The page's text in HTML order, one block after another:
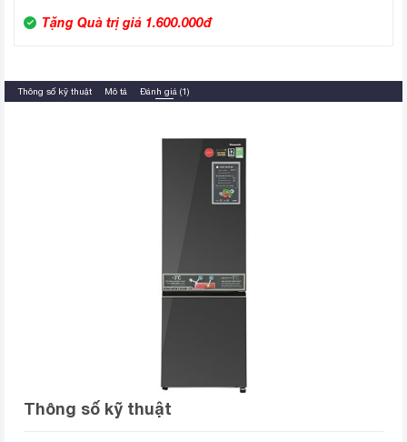
Tặng Quà trị giá 1.600.000đ
Thông số kỹ thuật Mô tả Đánh giá (1)
Thông số kỹ thuật